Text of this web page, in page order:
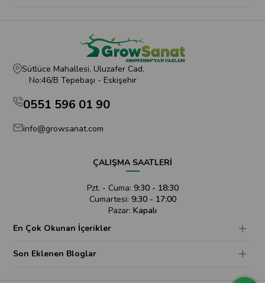
Sütlüce Mahallesi, Uluzafer Cad.
No:46/B Tepebaşı - Eskişehir
0551 596 01 90
info@growsanat.com
ÇALIŞMA SAATLERİ
Pzt. - Cuma: 9:30 - 18:30
Cumartesi: 9:30 - 17:00
Pazar: Kapalı
En Çok Okunan İçerikler
Son Eklenen Bloglar